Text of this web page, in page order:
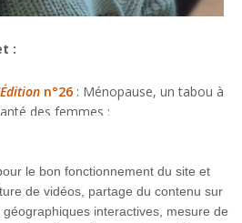
:
n°26 : Ménopause, un tabou à
des femmes :
sante-des-femmes
le bon fonctionnement du site et
de vidéos, partage du contenu sur
interactives, mesure de